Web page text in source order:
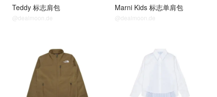
Teddy 标志肩包
@dealmoon.de
Marni Kids 标志单肩包
@dealmoon.de